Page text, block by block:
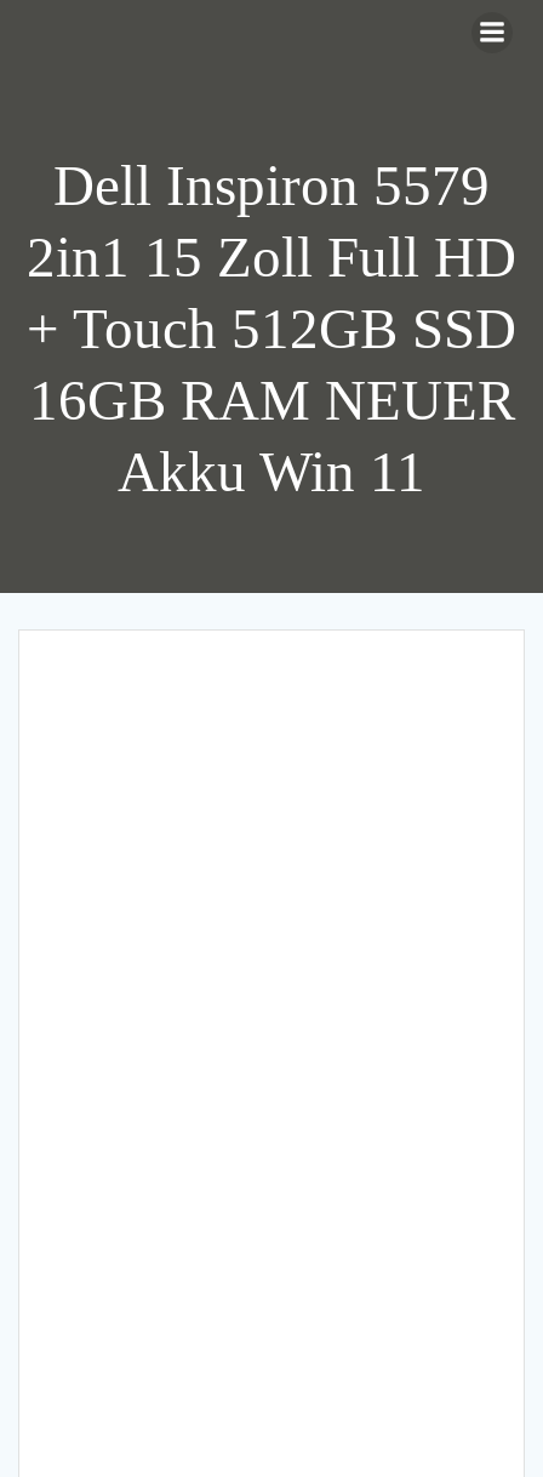
Dell Inspiron 5579
2in1 15 Zoll Full HD
+ Touch 512GB SSD
16GB RAM NEUER
Akku Win 11